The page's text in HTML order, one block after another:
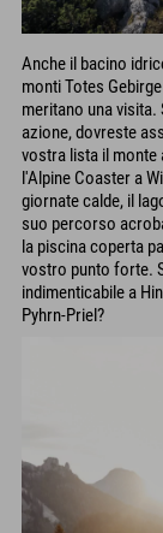
Anche il bacino
monti Totes
meritano una visita.
azione, dovreste
vostra lista il monte
l'Alpine Coaster a
giornate calde, il
suo percorso
la piscina coperta
vostro punto forte.
indimenticabile a
Pyhrn-Priel?